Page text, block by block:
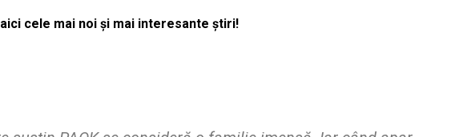
cele mai noi și mai interesante știri!